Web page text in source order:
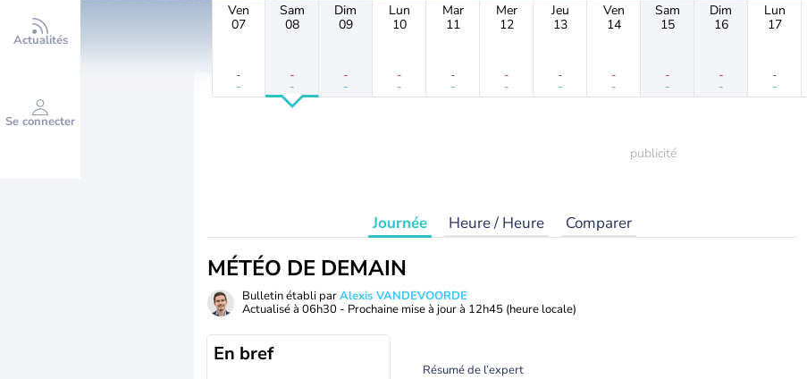
Actualités
Se connecter
Ven
07
-
-
Sam
08
-
-
Dim
09
-
-
Lun
10
-
-
Mar
11
-
-
Mer
12
-
-
Jeu
13
-
-
Ven
14
-
-
Sam
15
-
-
Dim
16
-
-
Lun
17
-
-
Journée Heure / Heure Comparer
MÉTÉO DE DEMAIN
Bulletin établi parAlexis VANDEVOORDE
Actualisé à 06h30 - Prochaine mise à jour à 12h45 (heure locale)
En bref
Résumé de l’expert